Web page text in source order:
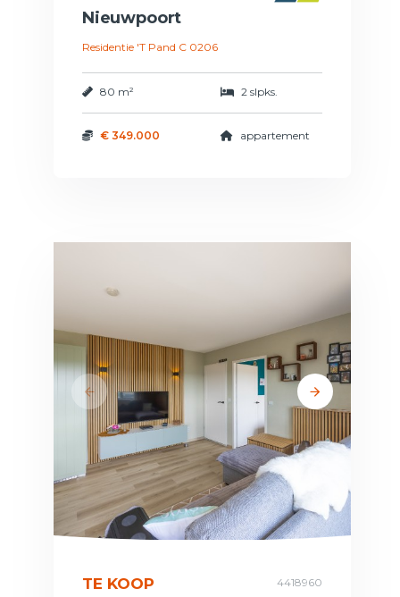
Nieuwpoort
Residentie 'T Pand C 0206
80 m² 2 slpks.
€ 349.000 appartement
TE KOOP 4418960